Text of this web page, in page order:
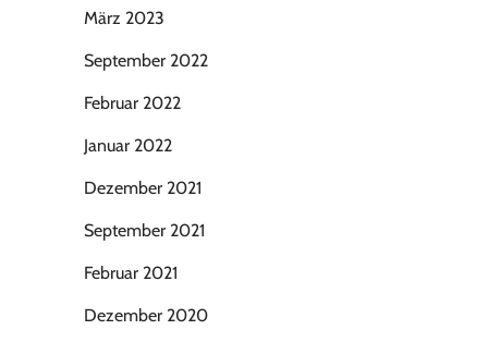
März 2023
September 2022
Februar 2022
Januar 2022
Dezember 2021
September 2021
Februar 2021
Dezember 2020